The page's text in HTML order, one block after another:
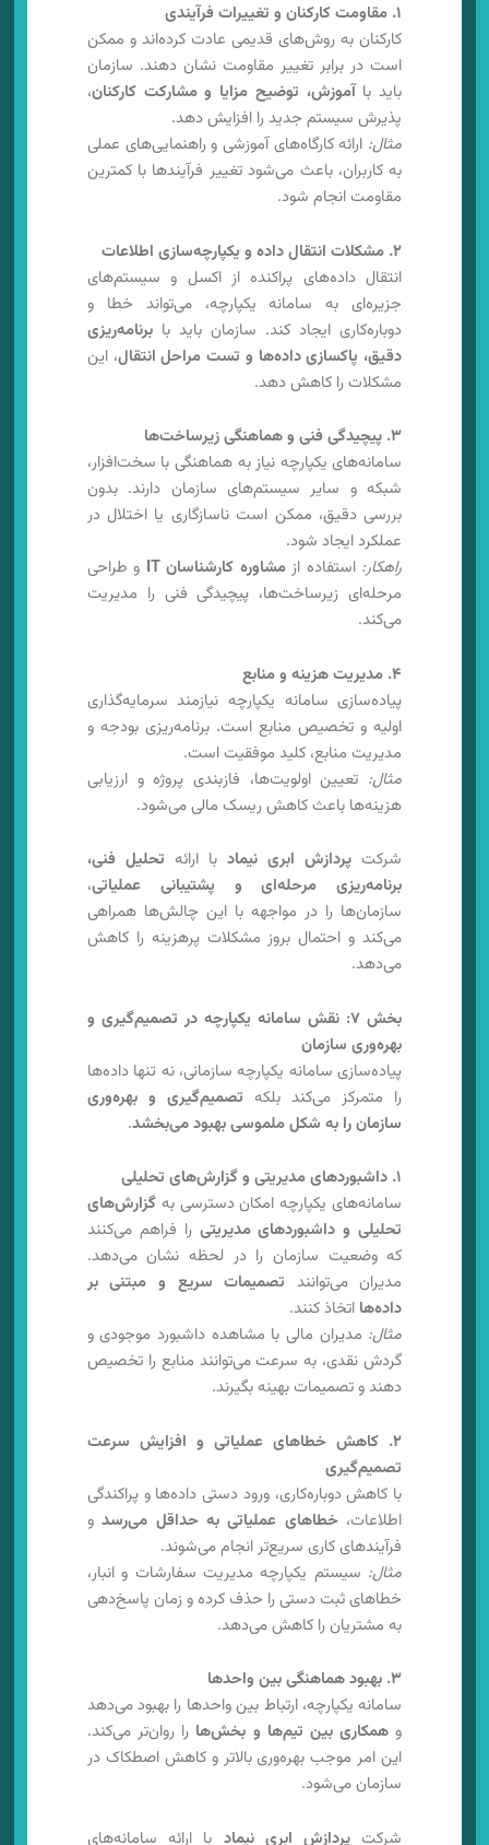
۱. مقاومت کارکنان و تغییرات فرآیندی
کارکنان به روش‌های قدیمی عادت کرده‌اند و ممکن
است در برابر تغییر مقاومت نشان دهند. سازمان
باید باآموزش، توضیح مزایا و مشارکت کارکنان،
پذیرش سیستم جدید را افزایش دهد.
مثال: ارائه کارگاه‌های آموزشی و راهنمایی‌های عملی
به کاربران، باعث می‌شود تغییر فرآیندها با کمترین
مقاومت انجام شود.
۲. مشکلات انتقال داده و یکپارچه‌سازی اطلاعات
انتقال داده‌های پراکنده از اکسل و سیستم‌های
جزیره‌ای به سامانه یکپارچه، می‌تواند خطا و
دوباره‌کاری ایجاد کند. سازمان باید بابرنامه‌ریزی
دقیق، پاکسازی داده‌ها و تست مراحل انتقال، این
مشکلات را کاهش دهد.
۳. پیچیدگی فنی و هماهنگی زیرساخت‌ها
سامانه‌های یکپارچه نیاز به هماهنگی با سخت‌افزار،
شبکه و سایر سیستم‌های سازمان دارند. بدون
بررسی دقیق، ممکن است ناسازگاری یا اختلال در
عملکرد ایجاد شود.
راهکار: استفاده ازمشاوره کارشناسان IT
و طراحی
مرحله‌ای زیرساخت‌ها، پیچیدگی فنی را مدیریت
می‌کند.
۴. مدیریت هزینه و منابع
پیاده‌سازی سامانه یکپارچه نیازمند سرمایه‌گذاری
اولیه و تخصیص منابع است. برنامه‌ریزی بودجه و
مدیریت منابع، کلید موفقیت است.
مثال: تعیین اولویت‌ها، فازبندی پروژه و ارزیابی
هزینه‌ها باعث کاهش ریسک مالی می‌شود.
شرکت پردازش ابری نیمادبا ارائه تحلیل فنی،
برنامه‌ریزی مرحله‌ای و پشتیبانی عملیاتی،
سازمان‌ها را در مواجهه با این چالش‌ها همراهی
می‌کند و احتمال بروز مشکلات پرهزینه را کاهش
می‌دهد.
بخش ۷: نقش سامانه یکپارچه در تصمیم‌گیری و
بهره‌وری سازمان
پیاده‌سازی سامانه یکپارچه سازمانی، نه تنها داده‌ها
را متمرکز می‌کند بلکه تصمیم‌گیری و بهره‌وری
سازمان را به شکل ملموسی بهبود می‌بخشد.
۱. داشبوردهای مدیریتی و گزارش‌های تحلیلی
سامانه‌های یکپارچه امکان دسترسی بهگزارش‌های
تحلیلی و داشبوردهای مدیریتی را فراهم می‌کنند
که وضعیت سازمان را در لحظه نشان می‌دهد.
مدیران می‌توانند تصمیمات سریع و مبتنی بر
داده‌ها اتخاذ کنند.
مثال: مدیران مالی با مشاهده داشبورد موجودی و
گردش نقدی، به سرعت می‌توانند منابع را تخصیص
دهند و تصمیمات بهینه بگیرند.
۲. کاهش خطاهای عملیاتی و افزایش سرعت
تصمیم‌گیری
با کاهش دوباره‌کاری، ورود دستی داده‌ها و پراکندگی
اطلاعات،خطاهای عملیاتی به حداقل می‌رسدو
فرآیندهای کاری سریع‌تر انجام می‌شوند.
مثال: سیستم یکپارچه مدیریت سفارشات و انبار،
خطاهای ثبت دستی را حذف کرده و زمان پاسخ‌دهی
به مشتریان را کاهش می‌دهد.
۳. بهبود هماهنگی بین واحدها
سامانه یکپارچه، ارتباط بین واحدها را بهبود می‌دهد
و همکاری بین تیم‌ها و بخش‌ها را روان‌تر می‌کند.
این امر موجب بهره‌وری بالاتر و کاهش اصطکاک در
سازمان می‌شود.
شرکتپردازش ابری نیماد با ارائه سامانه‌های